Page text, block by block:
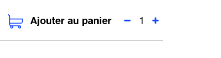
Ajouter au panier